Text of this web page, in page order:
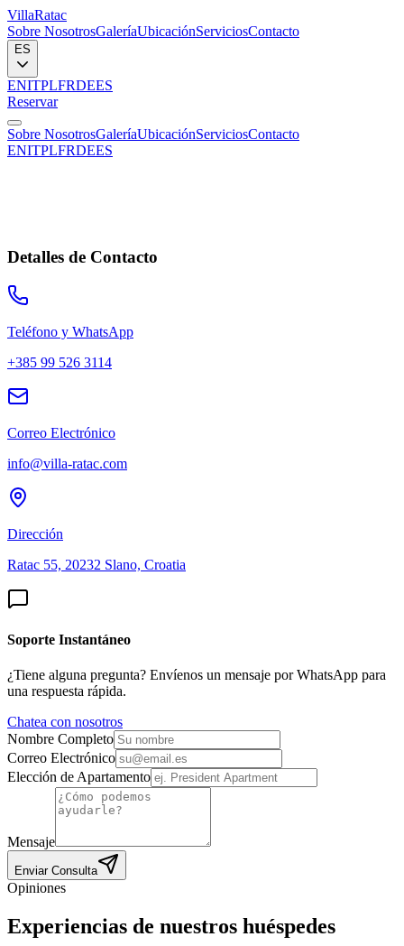
VillaRatac
Sobre NosotrosGaleríaUbicaciónServiciosContacto
ES
ENITPLFRDEES
Reservar
Sobre NosotrosGaleríaUbicaciónServiciosContacto
ENITPLFRDEES
Detalles de Contacto
Teléfono y WhatsApp
+385 99 526 3114
Correo Electrónico
info@villa-ratac.com
Dirección
Ratac 55, 20232 Slano, Croatia
Soporte Instantáneo
¿Tiene alguna pregunta? Envíenos un mensaje por WhatsApp para
una respuesta rápida.
Chatea con nosotros
Nombre Completo
Correo Electrónico
Elección de Apartamento
Mensaje
Enviar Consulta
Opiniones
Experiencias de nuestros huéspedes